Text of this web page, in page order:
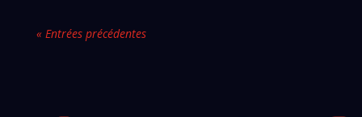
« Entrées précédentes